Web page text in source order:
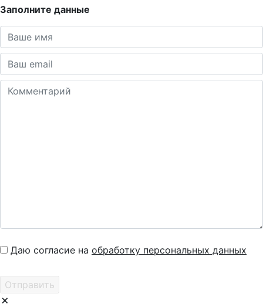
Заполните данные
Даю согласие на обработку персональных данных